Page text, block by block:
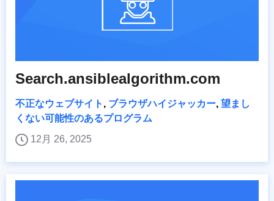
Search.ansiblealgorithm.com
不正なウェブサイト , ブラウザハイジャッカー, 望まし
くない可能性のあるプログラム
12月 26, 2025